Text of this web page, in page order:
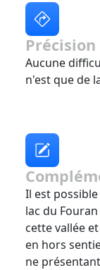
Aucune
n'est que de
Il est
lac du
cette vallée
en hors
ne